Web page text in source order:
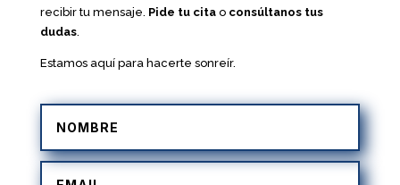
recibir tu mensaje. Pide tu citao consúltanos tus
dudas.
Estamos aquí para hacerte sonreír.